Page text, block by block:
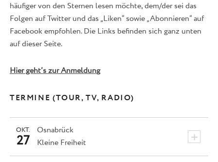
häufiger von den Sternen lesen möchte, dem/der sei das
Folgen auf Twitter und das „Liken“ sowie „Abonnieren“ auf
Facebook empfohlen. Die Links befinden sich ganz unten
auf dieser Seite.
Hier geht’s zur Anmeldung
TERMINE (TOUR, TV, RADIO)
Osnabrück +
OKT.
27 Kleine Freiheit